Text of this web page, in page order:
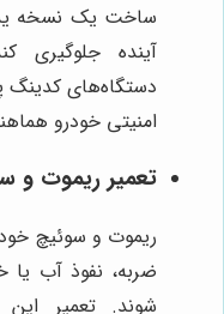
ساخت یک نسخه
آینده جلوگیری
دستگاه‌های کدینگ
امنیتی خودرو
تعمیر ریموت و
ریموت و سوئیچ
ضربه، نفوذ آب یا
شوند. تعمیر